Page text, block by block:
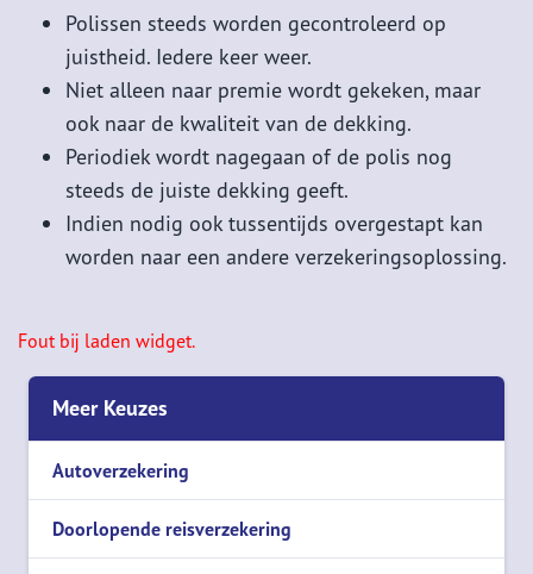
Polissen steeds worden gecontroleerd op
juistheid. Iedere keer weer.
Niet alleen naar premie wordt gekeken, maar
ook naar de kwaliteit van de dekking.
Periodiek wordt nagegaan of de polis nog
steeds de juiste dekking geeft.
Indien nodig ook tussentijds overgestapt kan
worden naar een andere verzekeringsoplossing.
Fout bij laden widget.
Meer Keuzes
Autoverzekering
Doorlopende reisverzekering